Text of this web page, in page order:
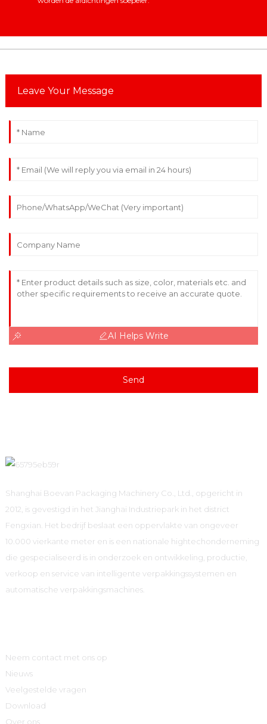
Leave Your Message
AI Helps Write
Send
Shanghai Boevan Packaging Machinery Co., Ltd., opgericht in
2012, is gevestigd in het Jianghai Industriepark in het district
Fengxian. Het bedrijf beslaat een oppervlakte van ongeveer
10.000 vierkante meter en is een nationale hightechonderneming
die gespecialiseerd is in onderzoek en ontwikkeling, productie,
verkoop en service van intelligente verpakkingssystemen en
automatische verpakkingsmachines.
Neem contact met ons op
Nieuws
Veelgestelde vragen
Download
Over ons